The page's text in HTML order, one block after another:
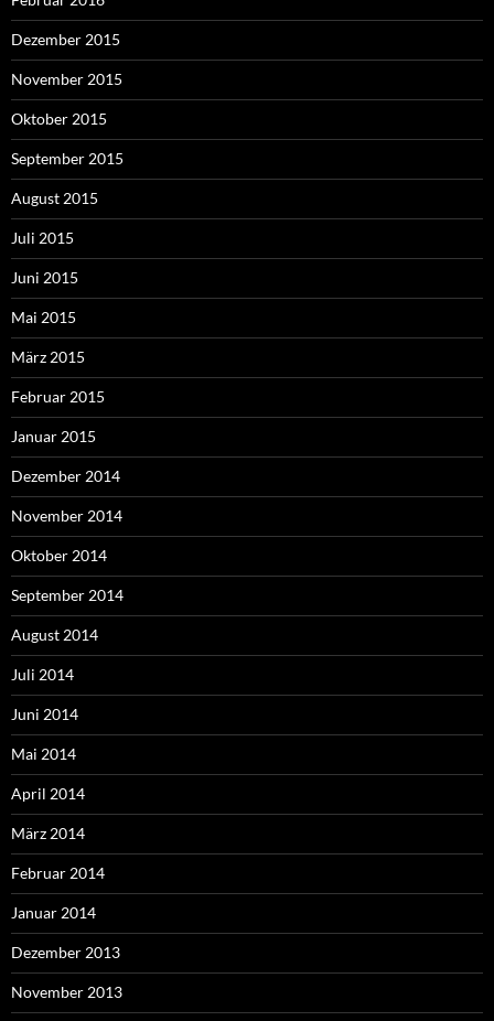
Dezember 2015
November 2015
Oktober 2015
September 2015
August 2015
Juli 2015
Juni 2015
Mai 2015
März 2015
Februar 2015
Januar 2015
Dezember 2014
November 2014
Oktober 2014
September 2014
August 2014
Juli 2014
Juni 2014
Mai 2014
April 2014
März 2014
Februar 2014
Januar 2014
Dezember 2013
November 2013